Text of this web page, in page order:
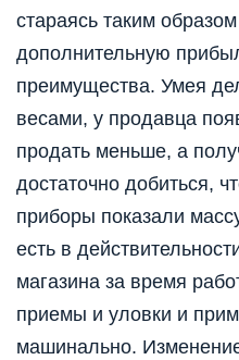
стараясь таким
дополнительную
преимущества. Умея
весами, у продавца
продать меньше, а
достаточно добиться,
приборы показали
есть в
магазина за время
приемы и уловки и
машинально.